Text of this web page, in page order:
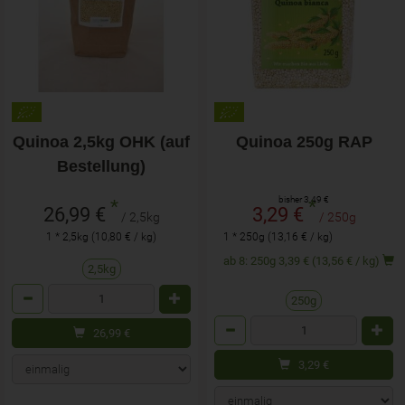
Quinoa 2,5kg OHK (auf
Bestellung)
26,99 € * / 2,5kg
1 * 2,5kg (10,80 € / kg)
2,5kg
26,99 €
Quinoa 250g RAP
bisher 3,49 €
3,29 €* / 250g
1 * 250g (13,16 € / kg)
ab 8: 250g 3,39 € (13,56 € / kg)
250g
3,29 €